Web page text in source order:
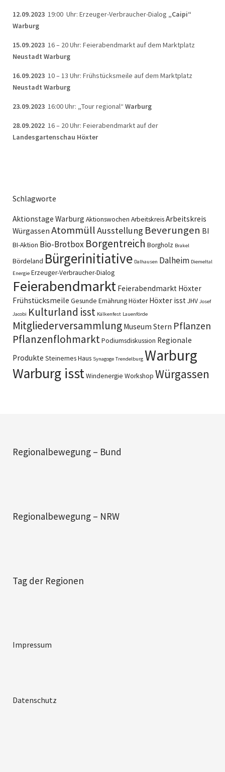
12.09.2023 19:00 Uhr: Erzeuger-Verbraucher-Dialog „Caipi“
Warburg
15.09.2023 16 – 20 Uhr: Feierabendmarkt auf dem Marktplatz
Neustadt Warburg
16.09.2023 10 – 13 Uhr: Frühstücksmeile auf dem Marktplatz
Neustadt Warburg
23.09.2023 16:00 Uhr: „Tour regional“ Warburg
28.09.2022 16 – 20 Uhr: Feierabendmarkt auf der
Landesgartenschau Höxter
Schlagworte
Aktionstage Warburg Aktionswochen ArbeitskreisArbeitskreis
Würgassen AtommüllAusstellung Beverungen BI
BI-Aktion Bio-Brotbox Borgentreich Borgholz Brakel
Bördeland Bürgerinitiative Dalhausen Dalheim Diemeltal
Energie Erzeuger-Verbraucher-Dialog
Feierabendmarkt Feierabendmarkt Höxter
Frühstücksmeile Gesunde ErnährungHöxter Höxter isstJHV Josef
Jacobi Kulturland isst Kälkenfest Lauenförde
Mitgliederversammlung Museum Stern Pflanzen
PflanzenflohmarktPodiumsdiskussion Regionale
Produkte Steinernes Haus Synagoge Trendelburg Warburg
Warburg isstWindenergie Workshop Würgassen
Regionalbewegung – Bund
Regionalbewegung – NRW
Tag der Regionen
Impressum
Datenschutz